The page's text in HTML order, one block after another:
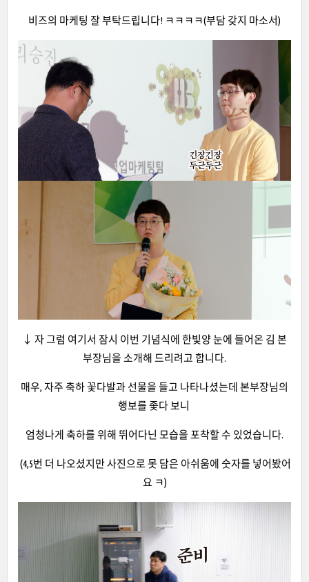
비즈의 마케팅 잘 부탁드립니다! ㅋㅋㅋㅋ(부담 갖지 마소서)
↓ 자 그럼 여기서 잠시 이번 기념식에 한빛양 눈에 들어온 김 본
부장님을 소개해 드리려고 합니다.
매우, 자주 축하 꽃다발과 선물을 들고 나타나셨는데 본부장님의
행보를 좇다 보니
엄청나게 축하를 위해 뛰어다닌 모습을 포착할 수 있었습니다.
(4,5번 더 나오셨지만 사진으로 못 담은 아쉬움에 숫자를 넣어봤어
요 ㅋ)